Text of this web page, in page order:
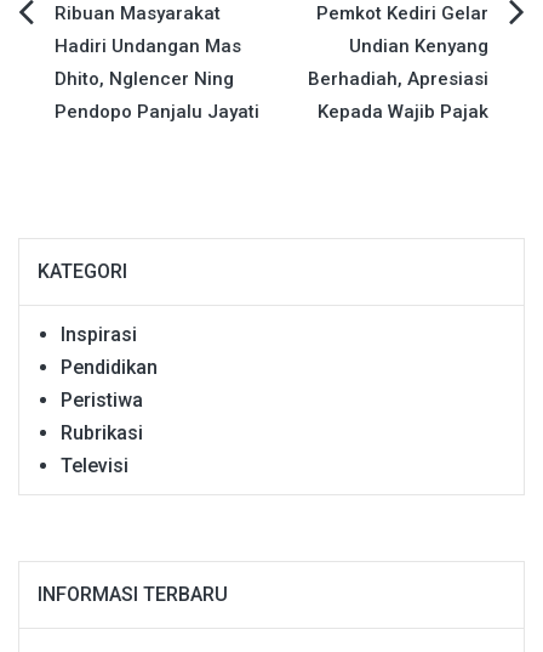
Navigasi
pos
Ribuan Masyarakat
Hadiri Undangan Mas
Dhito, Nglencer Ning
Pendopo Panjalu Jayati
Pemkot Kediri Gelar
Undian Kenyang
Berhadiah, Apresiasi
Kepada Wajib Pajak
KATEGORI
Inspirasi
Pendidikan
Peristiwa
Rubrikasi
Televisi
INFORMASI TERBARU